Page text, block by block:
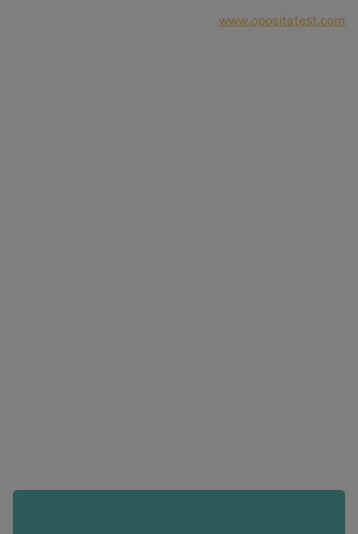
www.opositatest.com